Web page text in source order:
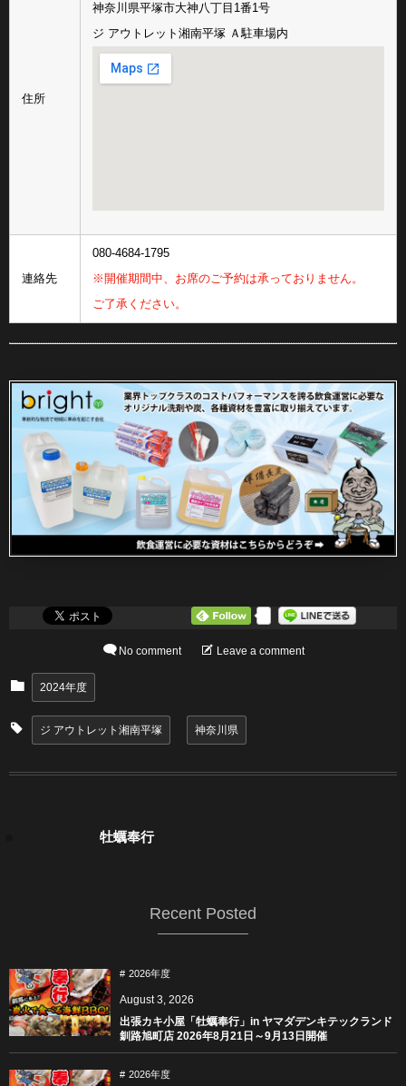
住所
神奈川県平塚市大神八丁目1番1号
ジ アウトレット湘南平塚 Ａ駐車場内
連絡先
080-4684-1795
※開催期間中、お席のご予約は承っておりません。
ご了承ください。
No comment Leave a comment
2024年度
ジ アウトレット湘南平塚 神奈川県
牡蠣奉行
Recent Posted
2026年度
August 3 2026
出張カキ小屋「牡蠣奉行」in ヤマダデンキテックランド
釧路旭町店 2026年8月21日～9月13日開催
2026年度